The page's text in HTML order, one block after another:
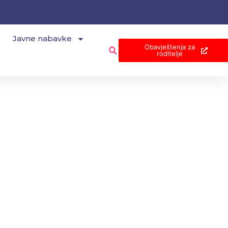
Javne nabavke
Obavještenja za
roditelje